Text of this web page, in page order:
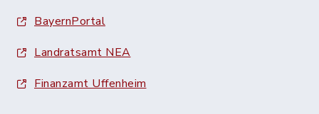
BayernPortal
Landratsamt NEA
Finanzamt Uffenheim